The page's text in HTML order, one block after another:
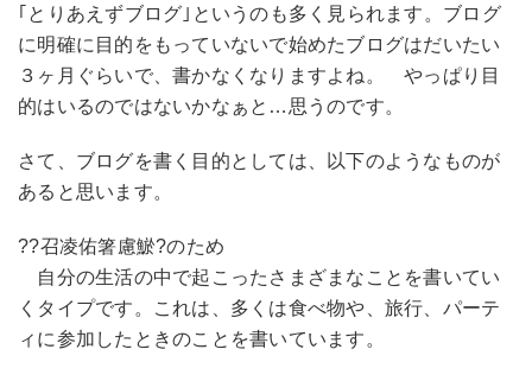
｢とりあえずブログ｣というのも多く見られます。ブログ
に明確に目的をもっていないで始めたブログはだいたい
３ヶ月ぐらいで、書かなくなりますよね。 やっぱり目
的はいるのではないかなぁと…思うのです。
さて、ブログを書く目的としては、以下のようなものが
あると思います。
??召凌佑箸慮鯲?のため
自分の生活の中で起こったさまざまなことを書いてい
くタイプです。これは、多くは食べ物や、旅行、パーテ
ィに参加したときのことを書いています。